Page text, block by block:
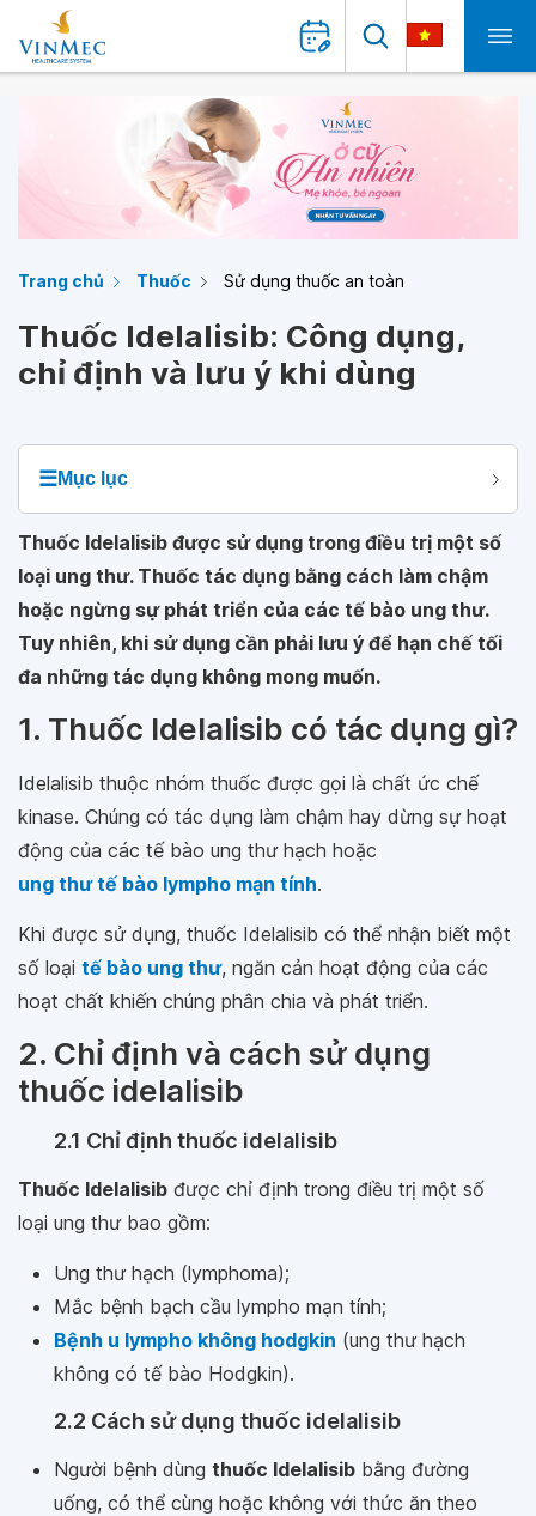
Trang chủ Thuốc Sử dụng thuốc an toàn
Thuốc Idelalisib: Công dụng,
chỉ định và lưu ý khi dùng
☰Mục lục
Thuốc Idelalisib được sử dụng trong điều trị một số
loại ung thư. Thuốc tác dụng bằng cách làm chậm
hoặc ngừng sự phát triển của các tế bào ung thư.
Tuy nhiên, khi sử dụng cần phải lưu ý để hạn chế tối
đa những tác dụng không mong muốn.
1. Thuốc Idelalisib có tác dụng gì?
Idelalisib thuộc nhóm thuốc được gọi là chất ức chế
kinase. Chúng có tác dụng làm chậm hay dừng sự hoạt
động của các tế bào ung thư hạch hoặc
ung thư tế bào lympho mạn tính.
Khi được sử dụng, thuốc Idelalisib có thể nhận biết một
số loại tế bào ung thư, ngăn cản hoạt động của các
hoạt chất khiến chúng phân chia và phát triển.
2. Chỉ định và cách sử dụng
thuốc idelalisib
2.1 Chỉ định thuốc idelalisib
Thuốc Idelalisib được chỉ định trong điều trị một số
loại ung thư bao gồm:
Ung thư hạch (lymphoma);
Mắc bệnh bạch cầu lympho mạn tính;
Bệnh u lympho không hodgkin (ung thư hạch
không có tế bào Hodgkin).
2.2 Cách sử dụng thuốc idelalisib
Người bệnh dùng thuốc Idelalisib bằng đường
uống, có thể cùng hoặc không với thức ăn theo